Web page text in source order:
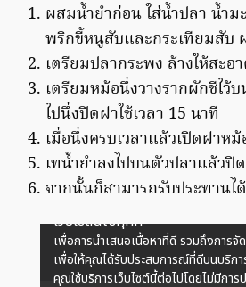
ผสมน้ำยำก่อน ใส่น้ำปลา น้ำม
พริกขี้หนูสับและกระเทียมสับ
เตรียมปลากระพง ล้างให้สะอ
เตรียมหม้อนึ่งวางรากผักชีไว้
ไปนึ่งปิดฝาใช้เวลา 15 นาที
เมื่อนึ่งครบเวลาแล้วเปิดฝาหม้
เทน้ำยำลงไปบนตัวปลาแล้วปิ
จากนั้นก็สามารถรับประทานไ